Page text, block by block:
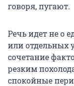
говоря, пугают.
Речь идет не о
или отдельных
сочетание
резким
спокойные